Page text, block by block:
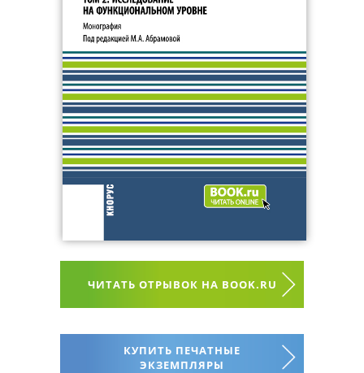
ЧИТАТЬ ОТРЫВОК НА BOOK.RU
КУПИТЬ ПЕЧАТНЫЕ
ЭКЗЕМПЛЯРЫ